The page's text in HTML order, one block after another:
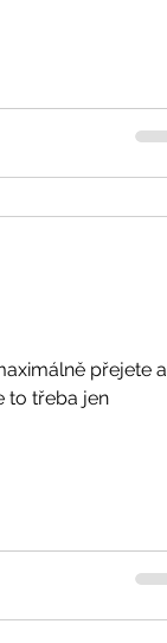
přejete a
to třeba jen